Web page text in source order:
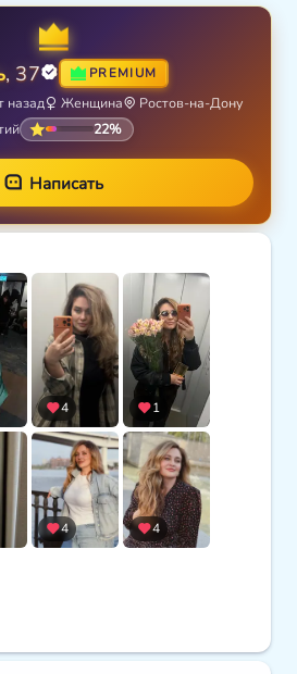
, 37 PREMIUM
назад Женщина
Ростов-на-Дону
22%
Написать
4 1
4 4